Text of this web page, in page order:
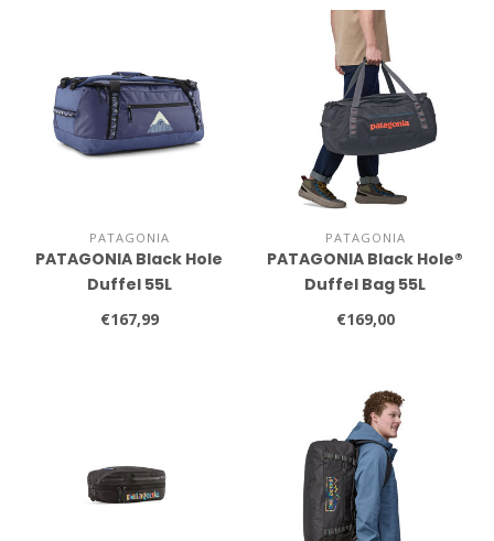
PATAGONIA
PATAGONIA Black Hole
Duffel 55L
€167,99
PATAGONIA
PATAGONIA Black Hole®
Duffel Bag 55L
€169,00